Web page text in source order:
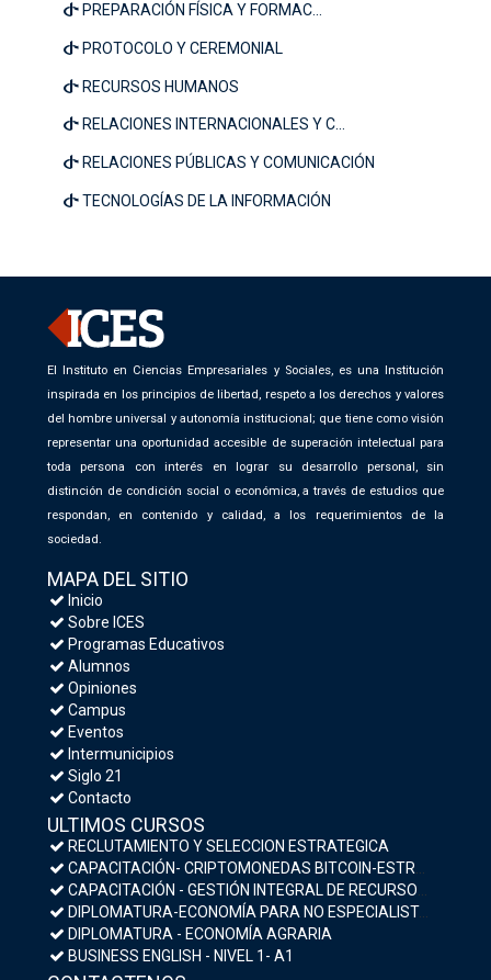
PREPARACIÓN FÍSICA Y FORMAC...
PROTOCOLO Y CEREMONIAL
RECURSOS HUMANOS
RELACIONES INTERNACIONALES Y C...
RELACIONES PÚBLICAS Y COMUNICACIÓN
TECNOLOGÍAS DE LA INFORMACIÓN
El Instituto en Ciencias Empresariales y Sociales, es una Institución
inspirada en los principios de libertad, respeto a los derechos y valores
del hombre universal y autonomía institucional; que tiene como visión
representar una oportunidad accesible de superación intelectual para
toda persona con interés en lograr su desarrollo personal, sin
distinción de condición social o económica, a través de estudios que
respondan, en contenido y calidad, a los requerimientos de la
sociedad.
MAPA DEL SITIO
Inicio
Sobre ICES
Programas Educativos
Alumnos
Opiniones
Campus
Eventos
Intermunicipios
Siglo 21
Contacto
ULTIMOS CURSOS
RECLUTAMIENTO Y SELECCION ESTRATEGICA
CAPACITACIÓN- CRIPTOMONEDAS BITCOIN-ESTRATEGIAS DE INVERSIÓN Y MEDIDAS DE SEGURIDAD
CAPACITACIÓN - GESTIÓN INTEGRAL DE RECURSOS HUMANOS
DIPLOMATURA-ECONOMÍA PARA NO ESPECIALISTAS- MACROECONOMÍA Y POLÍTICA ECONÓMICA
DIPLOMATURA - ECONOMÍA AGRARIA
BUSINESS ENGLISH - NIVEL 1- A1